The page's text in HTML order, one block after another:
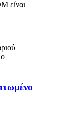
είναι